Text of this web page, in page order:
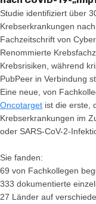
Studie identifiziert über
Krebserkrankungen
Fachzeitschrift von
Renommierte
Krebsrisiken, während
PubPeer in Verbindung
Eine neue, von
Oncotarget ist die erste,
Krebserkrankungen im
oder SARS-CoV-2-
Sie fanden:
69 von Fachkollegen
333 dokumentierte
27 Länder auf